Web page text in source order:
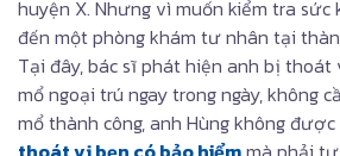
huyện X. Nhưng vì muốn kiểm tra
đến một phòng khám tư nhân tại
Tại đây, bác sĩ phát hiện anh bị
mổ ngoại trú ngay trong ngày, không
mổ thành công, anh Hùng không